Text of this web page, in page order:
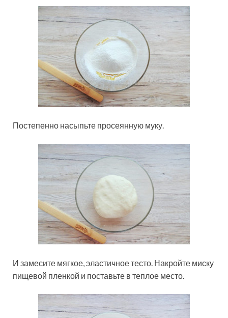
Постепенно насыпьте просеянную муку.
И замесите мягкое, эластичное тесто. Накройте миску
пищевой пленкой и поставьте в теплое место.